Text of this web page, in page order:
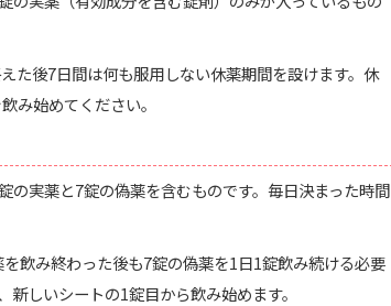
た後7日間は何も服用しない休薬期間を設けます。休
み始めてください。
の実薬と7錠の偽薬を含むものです。毎日決まった時間
飲み終わった後も7錠の偽薬を1日1錠飲み続ける必要
しいシートの1錠目から飲み始めます。